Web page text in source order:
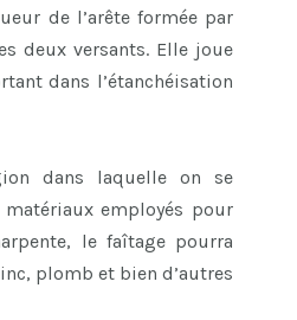
de l’arête formée par
deux versants. Elle joue
dans l’étanchéisation
dans laquelle on se
employés pour
le faîtage pourra
plomb et bien d’autres